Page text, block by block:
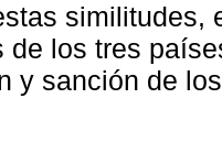
similitudes,
de los tres
y sanción de